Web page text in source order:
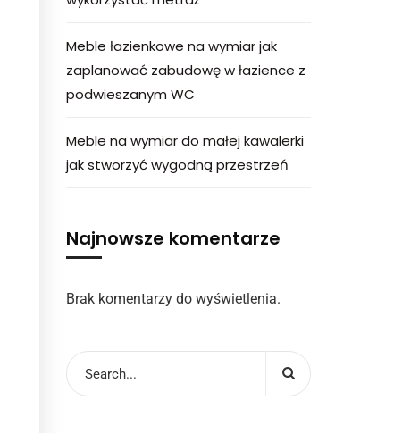
Meble łazienkowe na wymiar jak
zaplanować zabudowę w łazience z
podwieszanym WC
Meble na wymiar do małej kawalerki
jak stworzyć wygodną przestrzeń
Najnowsze komentarze
Brak komentarzy do wyświetlenia.